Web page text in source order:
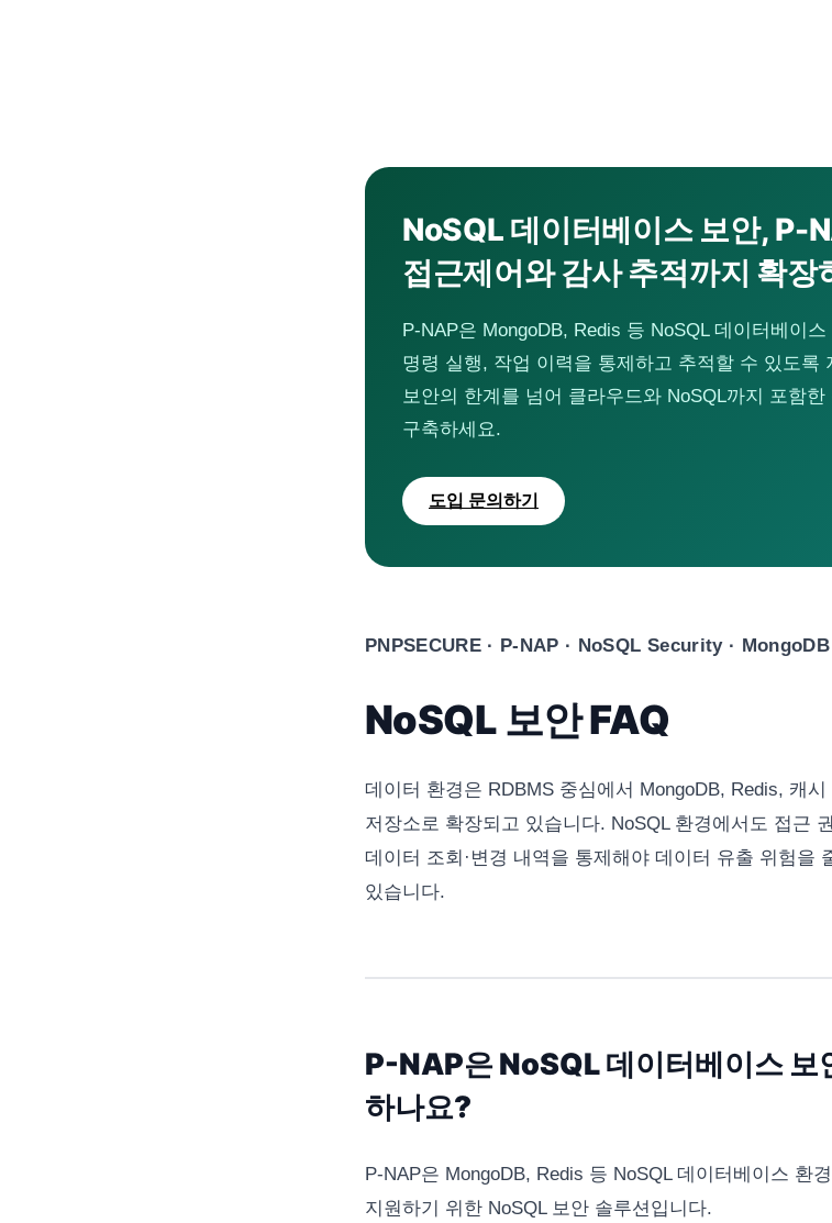
NoSQL 데이터베이스 보안, P-
접근제어와 감사 추적까지 확장
P-NAP은 MongoDB, Redis 등 NoSQL 데이터베이
명령 실행, 작업 이력을 통제하고 추적할 수 있도록
보안의 한계를 넘어 클라우드와 NoSQL까지 포함
구축하세요.
도입 문의하기
PNPSECURE · P-NAP · NoSQL Security ·
NoSQL 보안 FAQ
데이터 환경은 RDBMS 중심에서 MongoDB, Redis, 캐
저장소로 확장되고 있습니다. NoSQL 환경에서도 접근
데이터 조회·변경 내역을 통제해야 데이터 유출 위험을
있습니다.
P-NAP은 NoSQL 데이터베이스 보
하나요?
P-NAP은 MongoDB, Redis 등 NoSQL 데이터베이스 환
지원하기 위한 NoSQL 보안 솔루션입니다.